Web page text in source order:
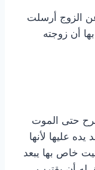
الزوج أرسلت
أن زوجته
حتى الموت
عليها لأنها
خاص بها يبعد